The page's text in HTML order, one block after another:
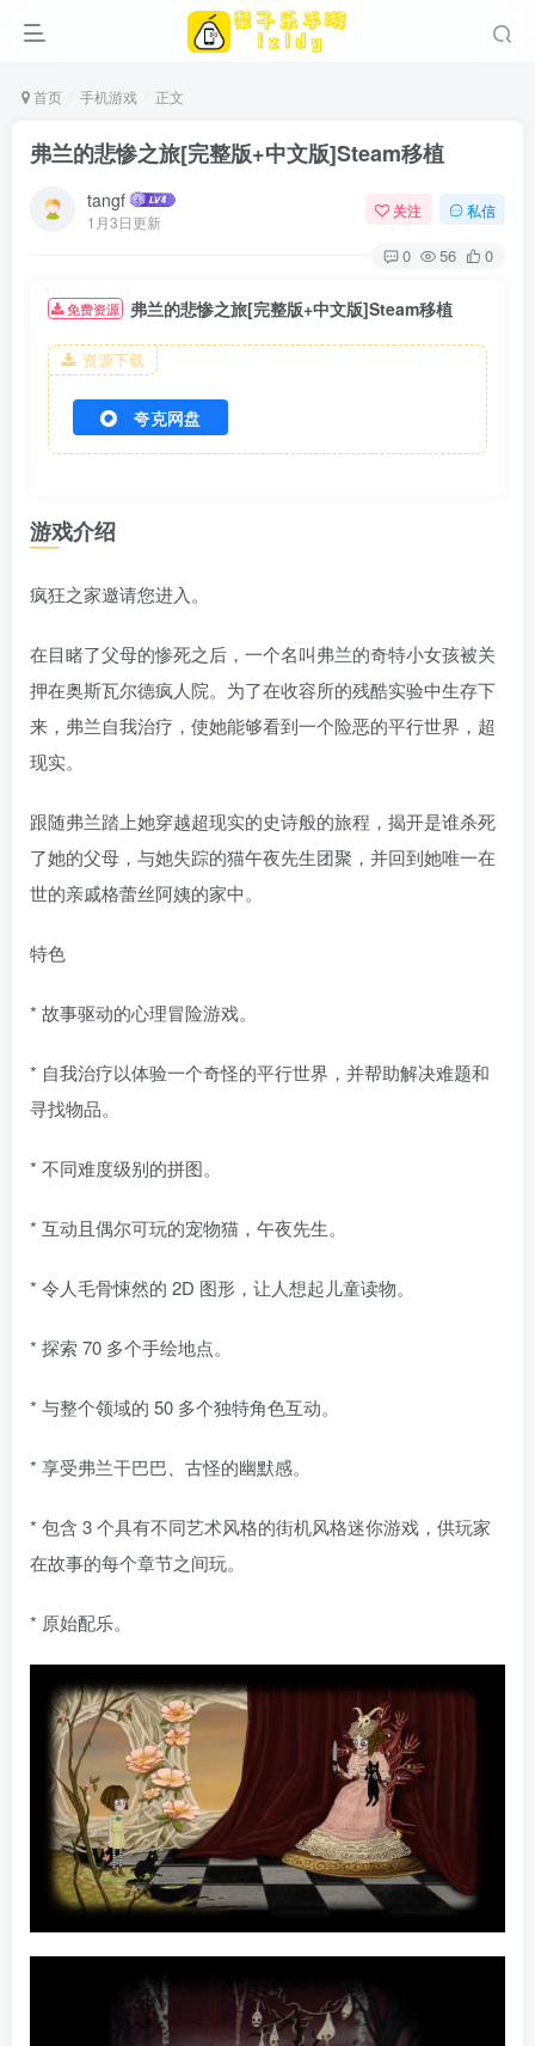
首页 手机游戏 正文
弗兰的悲惨之旅[完整版+中文版]Steam移植
tangf
1月3日更新
关注 私信
0 56 0
免费资源 弗兰的悲惨之旅[完整版+中文版]Steam移植
资源下载
夸克网盘
游戏介绍
疯狂之家邀请您进入。
在目睹了父母的惨死之后，一个名叫弗兰的奇特小女孩被关
押在奥斯瓦尔德疯人院。为了在收容所的残酷实验中生存下
来，弗兰自我治疗，使她能够看到一个险恶的平行世界，超
现实。
跟随弗兰踏上她穿越超现实的史诗般的旅程，揭开是谁杀死
了她的父母，与她失踪的猫午夜先生团聚，并回到她唯一在
世的亲戚格蕾丝阿姨的家中。
特色
* 故事驱动的心理冒险游戏。
* 自我治疗以体验一个奇怪的平行世界，并帮助解决难题和
寻找物品。
* 不同难度级别的拼图。
* 互动且偶尔可玩的宠物猫，午夜先生。
* 令人毛骨悚然的 2D 图形，让人想起儿童读物。
* 探索 70 多个手绘地点。
* 与整个领域的 50 多个独特角色互动。
* 享受弗兰干巴巴、古怪的幽默感。
* 包含 3 个具有不同艺术风格的街机风格迷你游戏，供玩家
在故事的每个章节之间玩。
* 原始配乐。